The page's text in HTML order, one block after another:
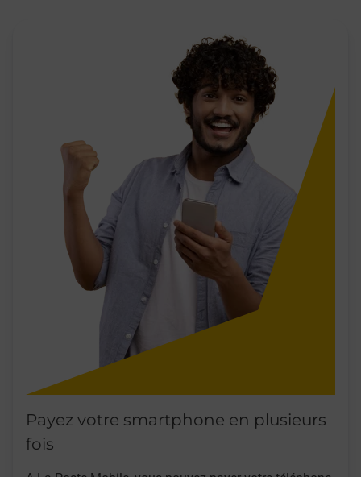
Payez votre smartphone en plusieurs
fois